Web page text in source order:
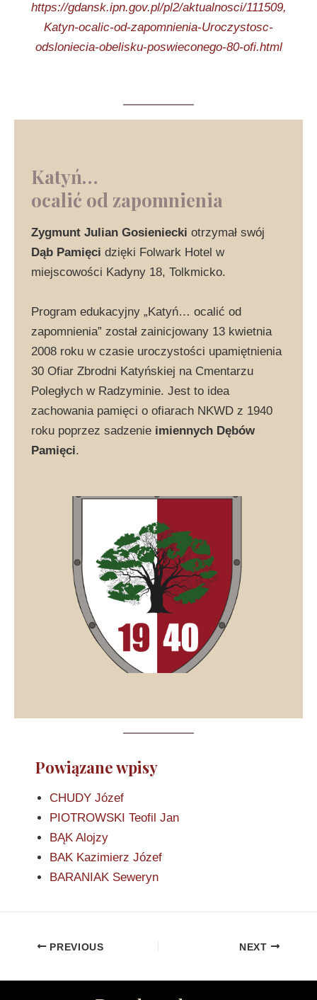
https://gdansk.ipn.gov.pl/pl2/aktualnosci/111509,
Katyn-ocalic-od-zapomnienia-Uroczystosc-
odsloniecia-obelisku-poswieconego-80-ofi.html
Katyń…
ocalić od zapomnienia
Zygmunt Julian Gosieniecki otrzymał swój
Dąb Pamięci dzięki Folwark Hotel w
miejscowości Kadyny 18, Tolkmicko.
Program edukacyjny „Katyń… ocalić od
zapomnienia” został zainicjowany 13 kwietnia
2008 roku w czasie uroczystości upamiętnienia
30 Ofiar Zbrodni Katyńskiej na Cmentarzu
Poległych w Radzyminie. Jest to idea
zachowania pamięci o ofiarach NKWD z 1940
roku poprzez sadzenie imiennych Dębów
Pamięci.
Powiązane wpisy
CHUDY Józef
PIOTROWSKI Teofil Jan
BĄK Alojzy
BAK Kazimierz Józef
BARANIAK Seweryn
PREVIOUS NEXT